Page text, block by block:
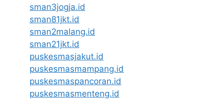
sman3jogja.id
sman81jkt.id
sman2malang.id
sman21jkt.id
puskesmasjakut.id
puskesmasmampang.id
puskesmaspancoran.id
puskesmasmenteng.id